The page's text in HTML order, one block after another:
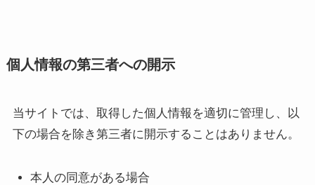
個人情報の第三者への開示
当サイトでは、取得した個人情報を適切に管理し、以
下の場合を除き第三者に開示することはありません。
本人の同意がある場合